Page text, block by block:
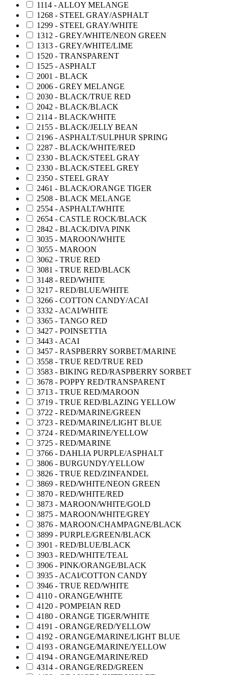
1114 - ALLOY MELANGE
1268 - STEEL GRAY/ASPHALT
1299 - STEEL GRAY/WHITE
1312 - GREY/WHITE/NEON GREEN
1313 - GREY/WHITE/LIME
1520 - TRANSPARENT
1525 - ASPHALT
2001 - BLACK
2006 - GREY MELANGE
2030 - BLACK/TRUE RED
2042 - BLACK/BLACK
2114 - BLACK/WHITE
2155 - BLACK/JELLY BEAN
2196 - ASPHALT/SULPHUR SPRING
2287 - BLACK/WHITE/RED
2330 - BLACK/STEEL GRAY
2330 - BLACK/STEEL GREY
2350 - STEEL GRAY
2461 - BLACK/ORANGE TIGER
2508 - BLACK MELANGE
2554 - ASPHALT/WHITE
2654 - CASTLE ROCK/BLACK
2842 - BLACK/DIVA PINK
3035 - MAROON/WHITE
3055 - MAROON
3062 - TRUE RED
3081 - TRUE RED/BLACK
3148 - RED/WHITE
3217 - RED/BLUE/WHITE
3266 - COTTON CANDY/ACAI
3332 - ACAI/WHITE
3365 - TANGO RED
3427 - POINSETTIA
3443 - ACAI
3457 - RASPBERRY SORBET/MARINE
3558 - TRUE RED/TRUE RED
3583 - BIKING RED/RASPBERRY SORBET
3678 - POPPY RED/TRANSPARENT
3713 - TRUE RED/MAROON
3719 - TRUE RED/BLAZING YELLOW
3722 - RED/MARINE/GREEN
3723 - RED/MARINE/LIGHT BLUE
3724 - RED/MARINE/YELLOW
3725 - RED/MARINE
3766 - DAHLIA PURPLE/ASPHALT
3806 - BURGUNDY/YELLOW
3826 - TRUE RED/ZINFANDEL
3869 - RED/WHITE/NEON GREEN
3870 - RED/WHITE/RED
3873 - MAROON/WHITE/GOLD
3875 - MAROON/WHITE/GREY
3876 - MAROON/CHAMPAGNE/BLACK
3899 - PURPLE/GREEN/BLACK
3901 - RED/BLUE/BLACK
3903 - RED/WHITE/TEAL
3906 - PINK/ORANGE/BLACK
3935 - ACAI/COTTON CANDY
3946 - TRUE RED/WHITE
4110 - ORANGE/WHITE
4120 - POMPEIAN RED
4180 - ORANGE TIGER/WHITE
4191 - ORANGE/RED/YELLOW
4192 - ORANGE/MARINE/LIGHT BLUE
4193 - ORANGE/MARINE/YELLOW
4194 - ORANGE/MARINE/RED
4314 - ORANGE/RED/GREEN